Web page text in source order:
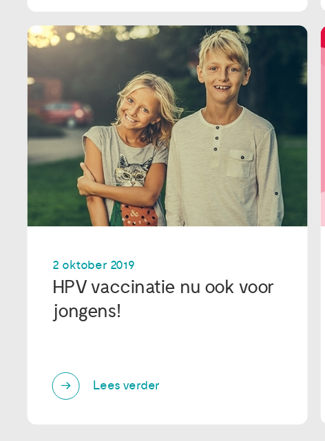
2 oktober 2019
HPV vaccinatie nu ook voor
jongens!
Lees verder